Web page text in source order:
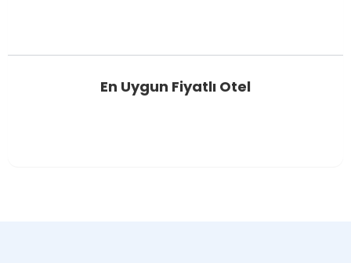
En Uygun Fiyatlı Otel